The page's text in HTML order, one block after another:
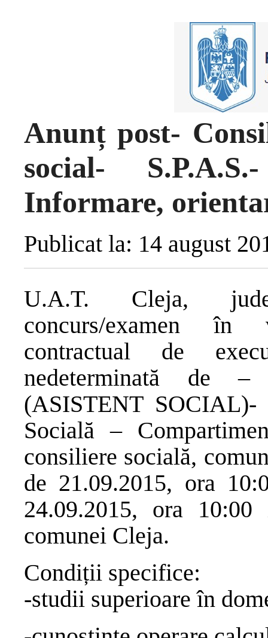
Anunț post-
social-
Informare,
Publicat la: 14 august
U.A.T. Cleja,
concurs/examen în
contractual de
nedeterminată de –
(ASISTENT
Socială –
consiliere socială,
de 21.09.2015, ora
24.09.2015, ora
comunei Cleja.
Condiții specifice:
-studii superioare în